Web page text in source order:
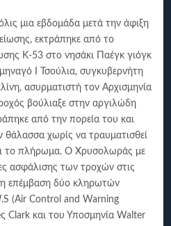
μια εβδομάδα μετά την άφιξη
εκτράπηκε από το
Κ-53 στο νησάκι Παέγκ γιόγκ
Ι Τσούλια, συγκυβερνήτη
ασυρματιστή τον Αρχισμηνία
βούλιαξε στην αργιλώδη
από την πορεία του και
θάλασσα χωρίς να τραυματισθεί
το πλήρωμα. Ο Χρυσολωράς με
ασφάλισης των τροχών στις
επέμβαση δύο κληρωτών
(Air Control and Warning
Clark και του Υποσμηνία Walter